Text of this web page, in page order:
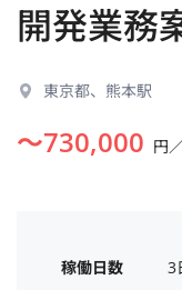
開発業務
東京都、熊本駅
〜730,000 円
稼働日数
3